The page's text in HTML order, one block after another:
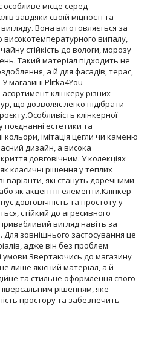
особливе місце серед
завдяки своїй міцності та
Вона виготовляється за
високотемпературного випалу,
стійкість до вологи, морозу
Такий матеріал підходить не
а й для фасадів, терас,
магазині Plitka4You
клінкеру різних
що дозволяє легко підібрати
клінкерної
поєднанні естетики та
кольори, імітація цегли чи каменю
дизайн, а висока
довговічним. У колекціях
класичні рішення у теплих
варіанти, які стануть доречними
як акцентні елементи.Клінкер
довговічність та простоту у
стійкий до агресивного
вигляд навіть за
зовнішнього застосування це
адже він без проблем
умови.Звертаючись до магазину
лише якісний матеріал, а й
та стильне оформлення свого
рішенням, яке
простору та забезпечить